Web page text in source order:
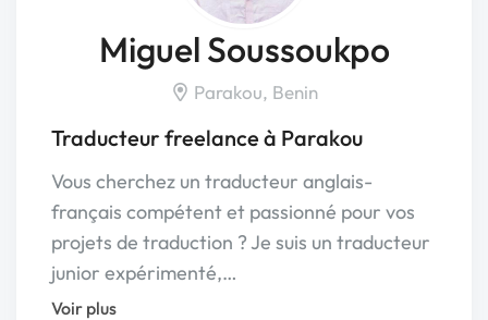
Miguel Soussoukpo
Parakou, Benin
Traducteur freelance à Parakou
Vous cherchez un traducteur anglais-
français compétent et passionné pour vos
projets de traduction ? Je suis un traducteur
junior expérimenté,…
Voir plus